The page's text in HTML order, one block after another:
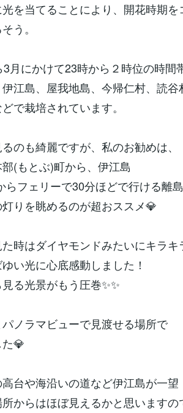
光を当てることにより、開花時期
う。
3月にかけて23時から２時位の時間
江島、屋我地島、今帰仁村、読谷
で栽培されています。
のも綺麗ですが、私のお勧めは、
(もとぶ)町から、伊江島
らフェリーで30分ほどで行ける離
りを眺めるのが超おススメ💎
時はダイヤモンドみたいにキラキ
い光に心底感動しました！
る光景がもう圧巻✨✨
ノラマビューで見渡せる場所で
💎
台や海沿いの道など伊江島が一望
からはほぼ見えるかと思いますの